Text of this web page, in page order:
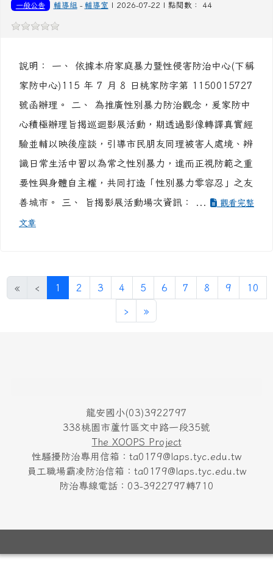
一般公告 輔導組 - 輔導室 | 2026-07-22 | 點閱數： 44
說明： 一、 依據本府家庭暴力暨性侵害防治中心(下稱
家防中心)115 年 7 月 8 日桃家防字第 1150015727
號函辦理。 二、 為推廣性別暴力防治觀念，爰家防中
心積極辦理旨揭巡迴影展活動，期透過影像轉譯真實經
驗並輔以映後座談，引導市民朋友同理被害人處境、辨
識日常生活中習以為常之性別暴力，進而正視防範之重
要性與身體自主權，共同打造「性別暴力零容忍」之友
善城市。 三、 旨揭影展活動場次資訊： ...
觀看完整
文章
« ‹ 1 (目前頁次)
2 3 4 5 6 7 8 9 10
›下一頁
»最後頁
龍安國小(03)3922797
338桃園市蘆竹區文中路一段35號
The XOOPS Project
性騷擾防治專用信箱：ta0179@laps.tyc.edu.tw
員工職場霸凌防治信箱：ta0179@laps.tyc.edu.tw
防治專線電話：03-3922797轉710